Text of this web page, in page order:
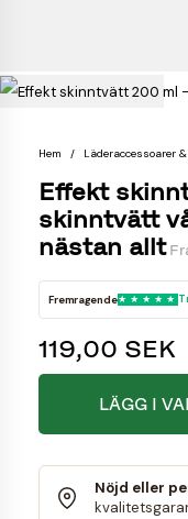
Hem Läderaccessoarer
Effekt
skinntvätt
nästan allt
Fremragende
119,00 SEK
LÄGG I
Nöjd eller